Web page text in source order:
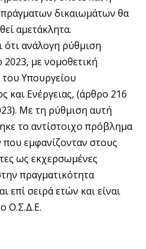
δικαιωμάτων θα
αμετάκλητα.
ότι ανάλογη ρύθμιση
2023, με νομοθετική
Υπουργείου
και Ενέργειας, (άρθρο 216
Με τη ρύθμιση αυτή
το αντίστοιχο πρόβλημα
εμφανίζονταν στους
ως εκχερσωμένες
πραγματικότητα
επί σειρά ετών και είναι
Ο.Σ.Δ.Ε.